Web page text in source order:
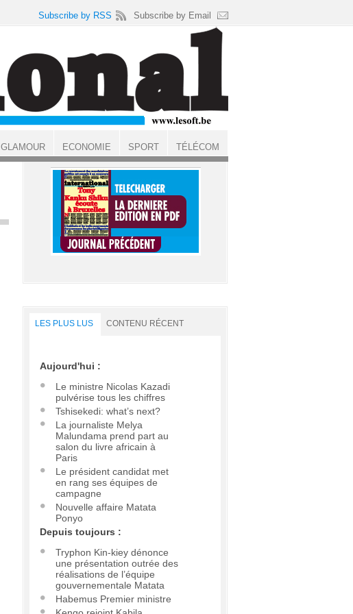
LES PLUS LUS CONTENU RÉCENT
Aujourd'hui :
Le ministre Nicolas Kazadi
pulvérise tous les chiffres
Tshisekedi: what’s next?
La journaliste Melya
Malundama prend part au
salon du livre africain à
Paris
Le président candidat met
en rang ses équipes de
campagne
Nouvelle affaire Matata
Ponyo
Depuis toujours :
Tryphon Kin-kiey dénonce
une présentation outrée des
réalisations de l’équipe
gouvernementale Matata
Habemus Premier ministre
Subscribe by RSS Subscribe by Email
GLAMOUR ECONOMIE SPORT TÉLÉCOM